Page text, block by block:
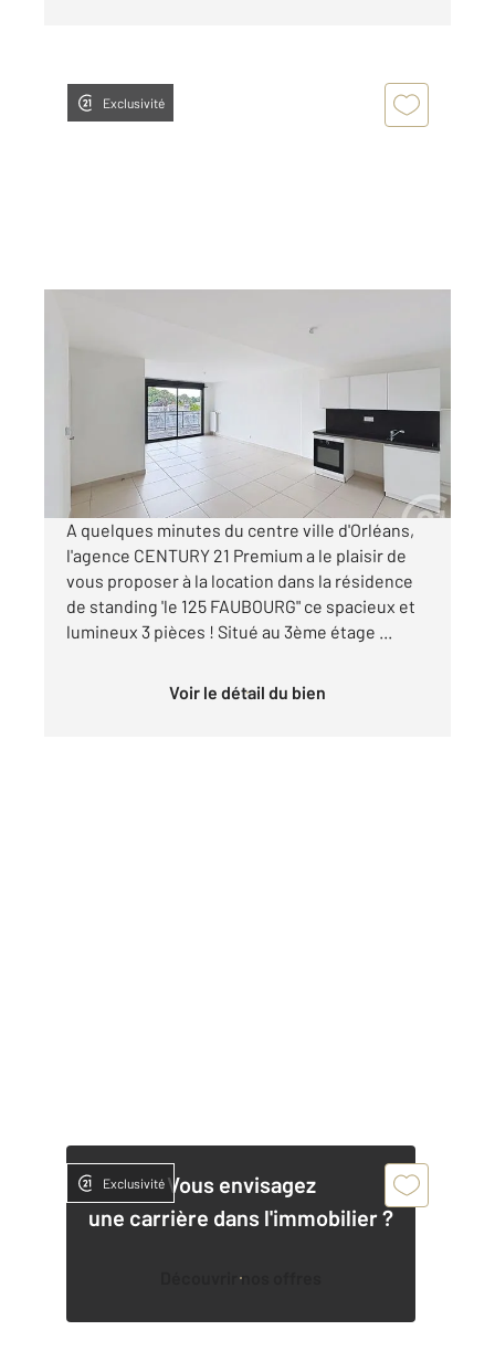
Exclusivité
Ref : 9504
Appartement F3 à louer
885,48 €
par mois charges comprises
A quelques minutes du centre ville d'Orléans,
l'agence CENTURY 21 Premium a le plaisir de
vous proposer à la location dans la résidence
de standing 'le 125 FAUBOURG" ce spacieux et
lumineux 3 pièces ! Situé au 3ème étage ...
Voir le détail du bien
Vous envisagez
une carrière dans l'immobilier ?
Découvrir nos offres
Exclusivité